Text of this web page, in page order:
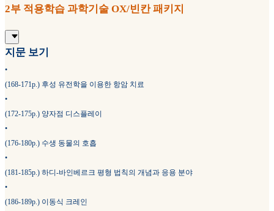
2부 적용학습 과학기술 OX/빈칸 패키지
지문 보기
•
(168-171p.) 후성 유전학을 이용한 항암 치료
•
(172-175p.) 양자점 디스플레이
•
(176-180p.) 수생 동물의 호흡
•
(181-185p.) 하디-바인베르크 평형 법칙의 개념과 응용 분야
•
(186-189p.) 이동식 크레인